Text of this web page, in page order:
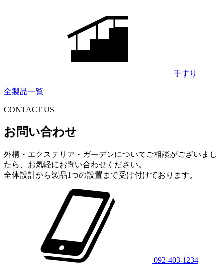
手すり
全製品一覧
CONTACT US
お問い合わせ
外構・エクステリア・ガーデンについてご相談がございまし
たら、お気軽にお問い合わせください。
全体設計から製品1つの設置まで受け付けております。
092-403-1234